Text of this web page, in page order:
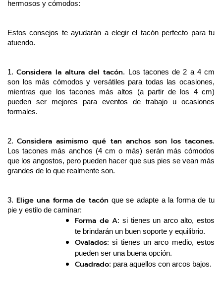
hermosos y cómodos:
Estos consejos te ayudarán a elegir el tacón perfecto para tu
atuendo.
1. Considera la altura del tacón. Los tacones de 2 a 4 cm
son los más cómodos y versátiles para todas las ocasiones,
mientras que los tacones más altos (a partir de los 4 cm)
pueden ser mejores para eventos de trabajo u ocasiones
formales.
2. Considera asimismo qué tan anchos son los tacones.
Los tacones más anchos (4 cm o más) serán más cómodos
que los angostos, pero pueden hacer que sus pies se vean más
grandes de lo que realmente son.
3. Elige una forma de tacón que se adapte a la forma de tu
pie y estilo de caminar:
Forma de A: si tienes un arco alto, estos
te brindarán un buen soporte y equilibrio.
Ovalados: si tienes un arco medio, estos
pueden ser una buena opción.
Cuadrado: para aquellos con arcos bajos.